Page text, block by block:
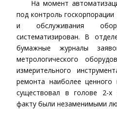
На момент
под контроль
и обслуживания
систематизирован. В
бумажные журналы
метрологического
измерительного
ремонта наиболее ценного
существовал в голове 2-х
факту были незаменимыми